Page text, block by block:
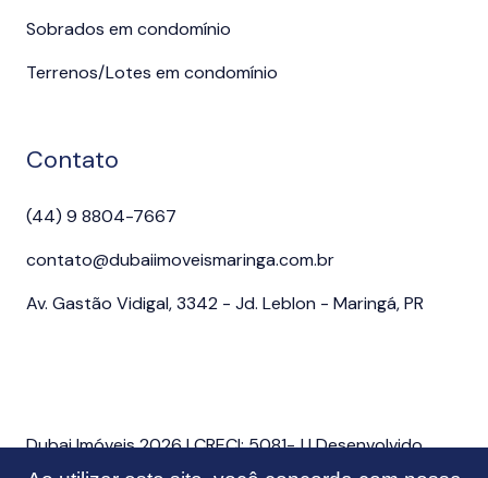
Sobrados em condomínio
Terrenos/Lotes em condomínio
Contato
(44) 9 8804-7667
contato@dubaiimoveismaringa.com.br
Av. Gastão Vidigal, 3342 - Jd. Leblon - Maringá, PR
Dubai Imóveis 2026 | CRECI: 5081-J | Desenvolvido
por Imonov & Si9 Sistemas